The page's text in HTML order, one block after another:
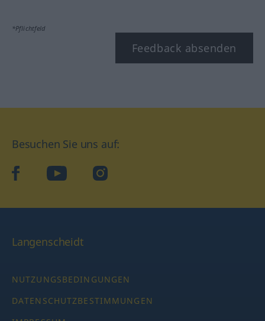
*Pflichtfeld
Feedback absenden
Besuchen Sie uns auf:
facebookYouTube Instagram
Langenscheidt
NUTZUNGSBEDINGUNGEN
DATENSCHUTZBESTIMMUNGEN